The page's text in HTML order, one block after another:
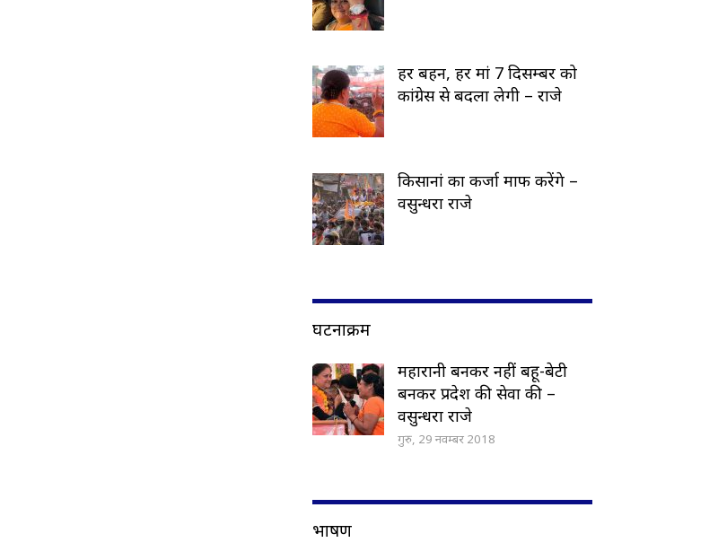
हर बहन, हर मां 7 दिसम्बर को
कांग्रेस से बदला लेगी – राजे
किसानां का कर्जा माफ करेंगे –
वसुन्धरा राजे
घटनाक्रम
महारानी बनकर नहीं बहू-बेटी
बनकर प्रदेश की सेवा की –
वसुन्धरा राजे
गुरु, 29 नवम्बर 2018
भाषण